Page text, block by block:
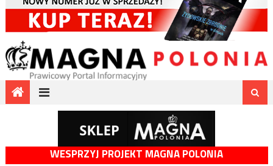
WESPRZYJ PROJEKT MAGNA POLONIA